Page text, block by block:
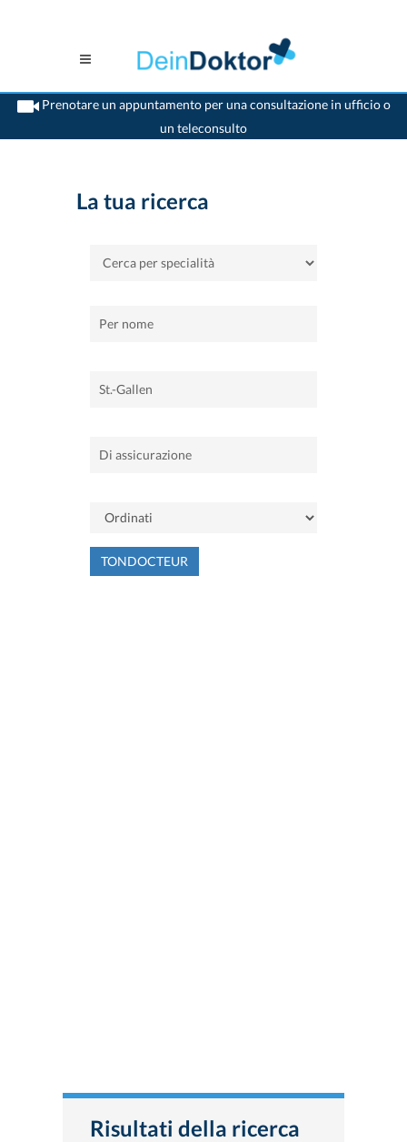
Prenotare un appuntamento per una consultazione in ufficio o
un teleconsulto
>Casa>St.-Gallen
La tua ricerca
TONDOCTEUR
Risultati della ricerca